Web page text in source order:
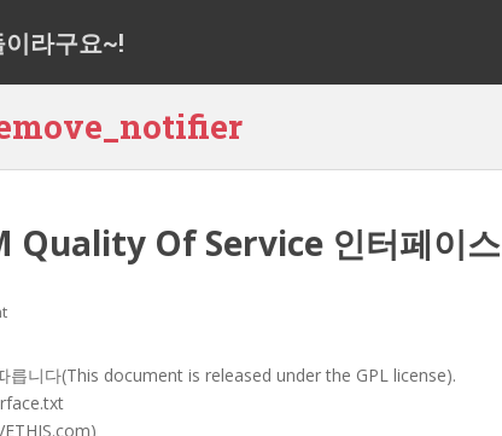
라구요~!
Quality Of Service 인터페이스
릅니다(This document is released under the GPL license).